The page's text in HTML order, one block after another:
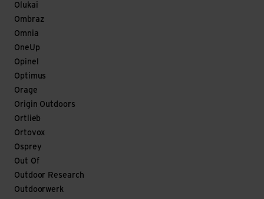
Olukai
Ombraz
Omnia
OneUp
Opinel
Optimus
Orage
Origin Outdoors
Ortlieb
Ortovox
Osprey
Out Of
Outdoor Research
Outdoorwerk